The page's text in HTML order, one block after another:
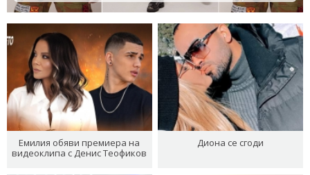
Емилия обяви премиера на
видеоклипа с Денис Теофиков
Диона се сгоди